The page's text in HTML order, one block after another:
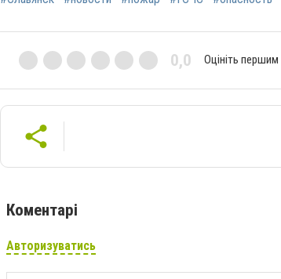
0,0 Оцініть першим
Коментарі
Авторизуватись